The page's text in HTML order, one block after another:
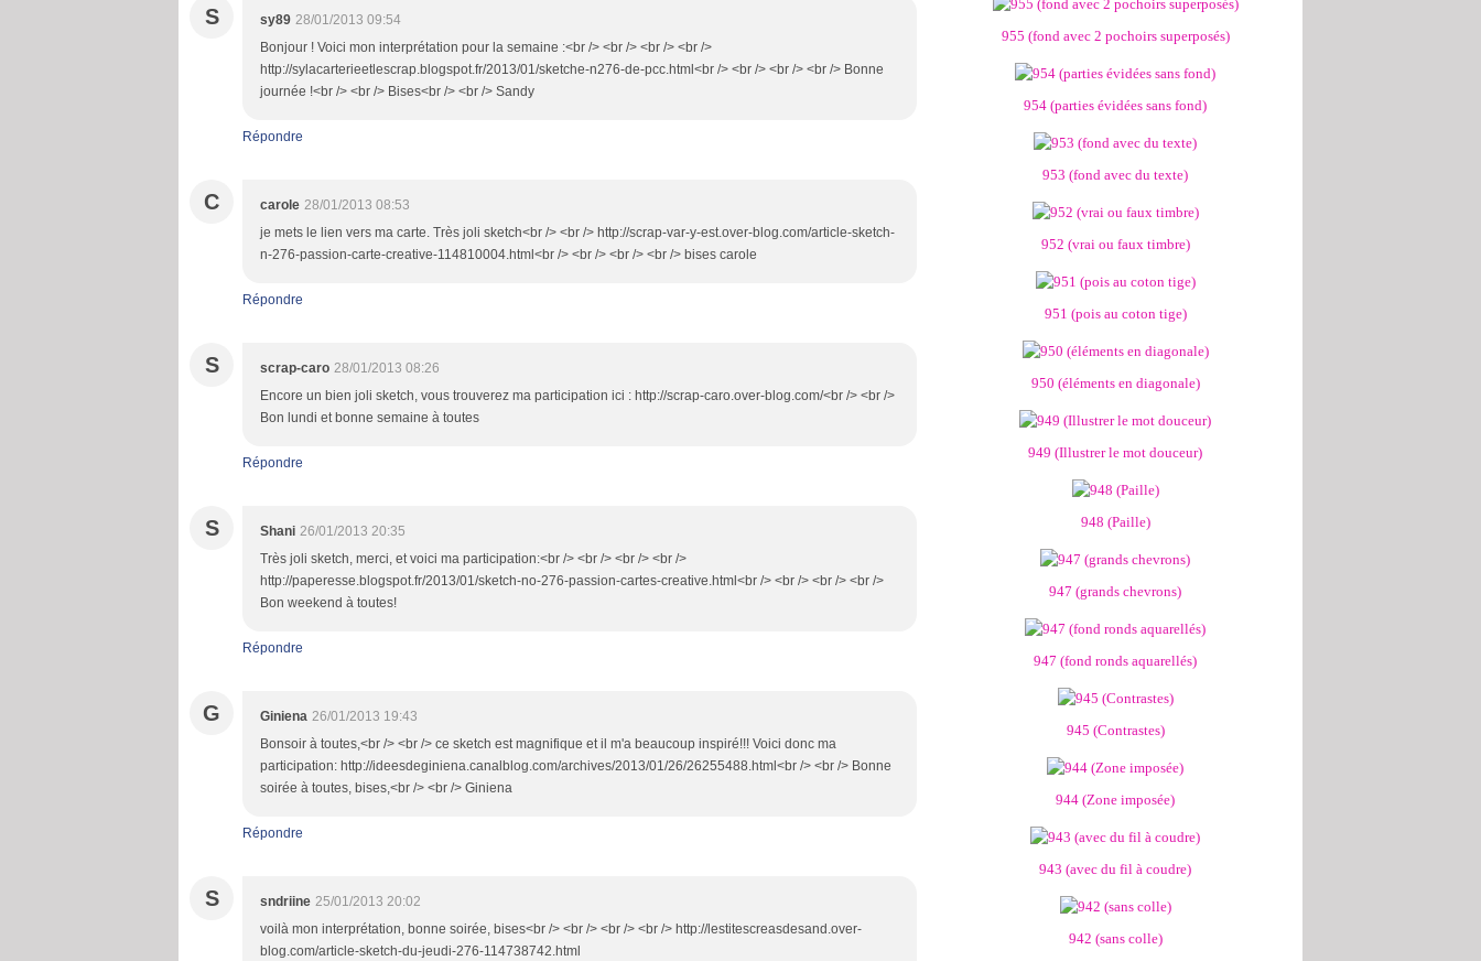
S sy89 28/01/2013 09:54
Bonjour ! Voici mon interprétation pour la semaine :<br /> <br /> <br /> <br />
http://sylacarterieetlescrap.blogspot.fr/2013/01/sketche-n276-de-pcc.html<br /> <br /> <br /> <br /> Bonne
journée !<br /> <br /> Bises<br /> <br /> Sandy
Répondre
C carole 28/01/2013 08:53
je mets le lien vers ma carte. Très joli sketch<br /> <br /> http://scrap-var-y-est.over-blog.com/article-sketch-
n-276-passion-carte-creative-114810004.html<br /> <br /> <br /> <br /> bises carole
Répondre
S scrap-caro 28/01/2013 08:26
Encore un bien joli sketch, vous trouverez ma participation ici : http://scrap-caro.over-blog.com/<br /> <br />
Bon lundi et bonne semaine à toutes
Répondre
S Shani 26/01/2013 20:35
Très joli sketch, merci, et voici ma participation:<br /> <br /> <br /> <br />
http://paperesse.blogspot.fr/2013/01/sketch-no-276-passion-cartes-creative.html<br /> <br /> <br /> <br />
Bon weekend à toutes!
Répondre
G Giniena 26/01/2013 19:43
Bonsoir à toutes,<br /> <br /> ce sketch est magnifique et il m'a beaucoup inspiré!!! Voici donc ma
participation: http://ideesdeginiena.canalblog.com/archives/2013/01/26/26255488.html<br /> <br /> Bonne
soirée à toutes, bises,<br /> <br /> Giniena
Répondre
S sndriine 25/01/2013 20:02
voilà mon interprétation, bonne soirée, bises<br /> <br /> <br /> <br /> http://lestitescreasdesand.over-
blog.com/article-sketch-du-jeudi-276-114738742.html
955 (fond avec 2 pochoirs superposés)
954 (parties évidées sans fond)
953 (fond avec du texte)
952 (vrai ou faux timbre)
951 (pois au coton tige)
950 (éléments en diagonale)
949 (Illustrer le mot douceur)
948 (Paille)
947 (grands chevrons)
947 (fond ronds aquarellés)
945 (Contrastes)
944 (Zone imposée)
943 (avec du fil à coudre)
942 (sans colle)